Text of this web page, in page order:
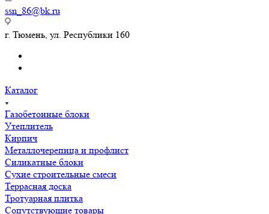
ssn_86@bk.ru
г. Тюмень, ул. Республики 160
Каталог
Газобетонные блоки
Утеплитель
Кирпич
Металлочерепица и профлист
Силикатные блоки
Сухие строительные смеси
Террасная доска
Тротуарная плитка
Сопутствующие товары